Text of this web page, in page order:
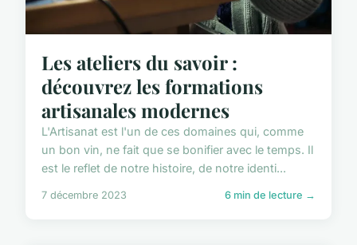
Les ateliers du savoir :
découvrez les formations
artisanales modernes
L'Artisanat est l'un de ces domaines qui, comme
un bon vin, ne fait que se bonifier avec le temps. Il
est le reflet de notre histoire, de notre identi...
7 décembre 2023 6 min de lecture →